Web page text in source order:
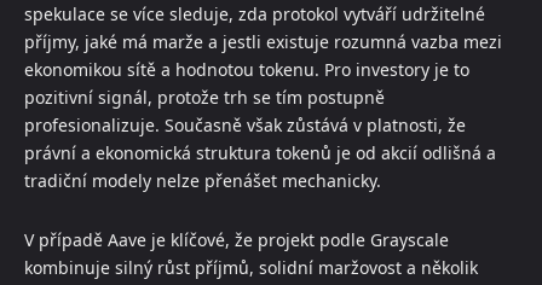
spekulace se více sleduje, zda protokol vytváří udržitelné
příjmy, jaké má marže a jestli existuje rozumná vazba mezi
ekonomikou sítě a hodnotou tokenu. Pro investory je to
pozitivní signál, protože trh se tím postupně
profesionalizuje. Současně však zůstává v platnosti, že
právní a ekonomická struktura tokenů je od akcií odlišná a
tradiční modely nelze přenášet mechanicky.
V případě Aave je klíčové, že projekt podle Grayscale
kombinuje silný růst příjmů, solidní maržovost a několik